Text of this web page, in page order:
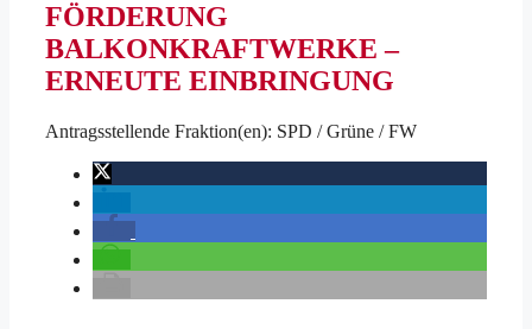
FÖRDERUNG
BALKONKRAFTWERKE –
ERNEUTE EINBRINGUNG
Antragsstellende Fraktion(en): SPD / Grüne / FW